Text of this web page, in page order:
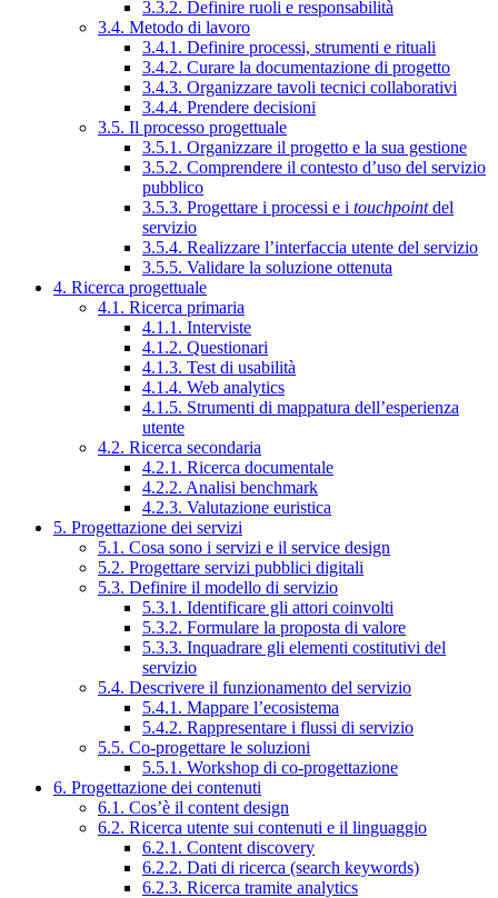
3.3.2. Definire ruoli e responsabilità
3.4. Metodo di lavoro
3.4.1. Definire processi, strumenti e rituali
3.4.2. Curare la documentazione di progetto
3.4.3. Organizzare tavoli tecnici collaborativi
3.4.4. Prendere decisioni
3.5. Il processo progettuale
3.5.1. Organizzare il progetto e la sua gestione
3.5.2. Comprendere il contesto d’uso del servizio
pubblico
3.5.3. Progettare i processi e i touchpointdel
servizio
3.5.4. Realizzare l’interfaccia utente del servizio
3.5.5. Validare la soluzione ottenuta
4. Ricerca progettuale
4.1. Ricerca primaria
4.1.1. Interviste
4.1.2. Questionari
4.1.3. Test di usabilità
4.1.4. Web analytics
4.1.5. Strumenti di mappatura dell’esperienza
utente
4.2. Ricerca secondaria
4.2.1. Ricerca documentale
4.2.2. Analisi benchmark
4.2.3. Valutazione euristica
5. Progettazione dei servizi
5.1. Cosa sono i servizi e il service design
5.2. Progettare servizi pubblici digitali
5.3. Definire il modello di servizio
5.3.1. Identificare gli attori coinvolti
5.3.2. Formulare la proposta di valore
5.3.3. Inquadrare gli elementi costitutivi del
servizio
5.4. Descrivere il funzionamento del servizio
5.4.1. Mappare l’ecosistema
5.4.2. Rappresentare i flussi di servizio
5.5. Co-progettare le soluzioni
5.5.1. Workshop di co-progettazione
6. Progettazione dei contenuti
6.1. Cos’è il content design
6.2. Ricerca utente sui contenuti e il linguaggio
6.2.1. Content discovery
6.2.2. Dati di ricerca (search keywords)
6.2.3. Ricerca tramite analytics